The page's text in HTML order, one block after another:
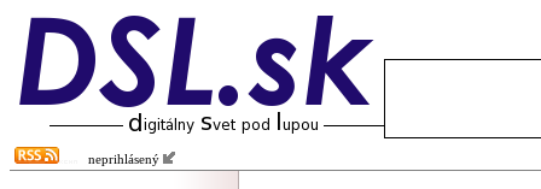
neprihlásený